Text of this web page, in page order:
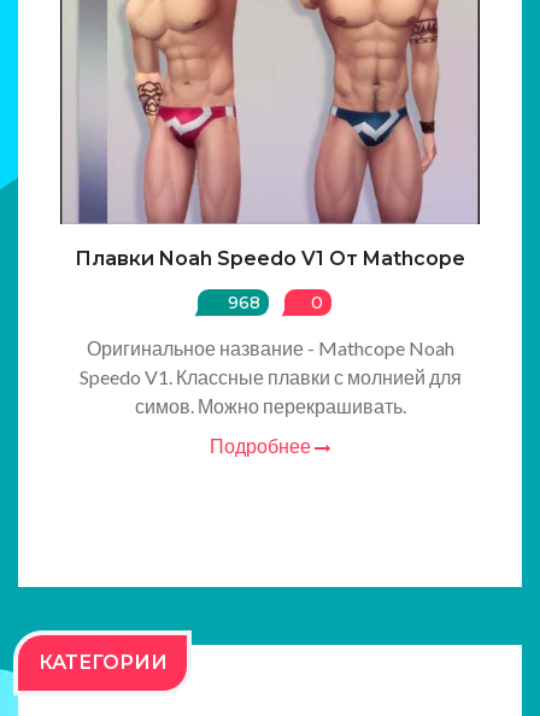
Плавки Noah Speedo V1 От Mathcope
968 0
Оригинальное название - Mathcope Noah
Speedo V1. Классные плавки с молнией для
симов. Можно перекрашивать.
Подробнее
КАТЕГОРИИ